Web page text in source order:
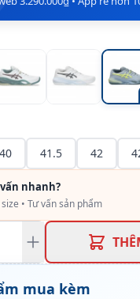
40 41.5 42
nhanh?
• Tư vấn sản phẩm
mua kèm